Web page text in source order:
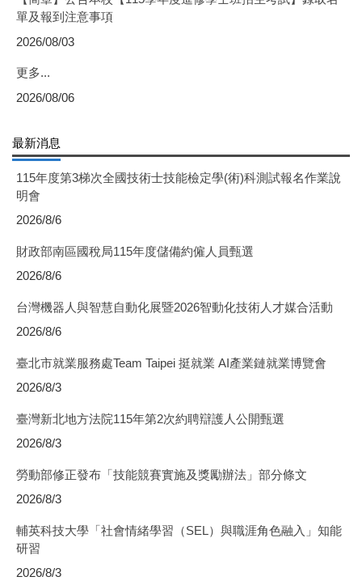
單及報到注意事項
2026/08/03
更多...
2026/08/06
最新消息
115年度第3梯次全國技術士技能檢定學(術)科測試報名作業說
明會
2026/8/6
財政部南區國稅局115年度儲備約僱人員甄選
2026/8/6
台灣機器人與智慧自動化展暨2026智動化技術人才媒合活動
2026/8/6
臺北市就業服務處Team Taipei 挺就業 AI產業鏈就業博覽會
2026/8/3
臺灣新北地方法院115年第2次約聘辯護人公開甄選
2026/8/3
勞動部修正發布「技能競賽實施及獎勵辦法」部分條文
2026/8/3
輔英科技大學「社會情緒學習（SEL）與職涯角色融入」知能
研習
2026/8/3